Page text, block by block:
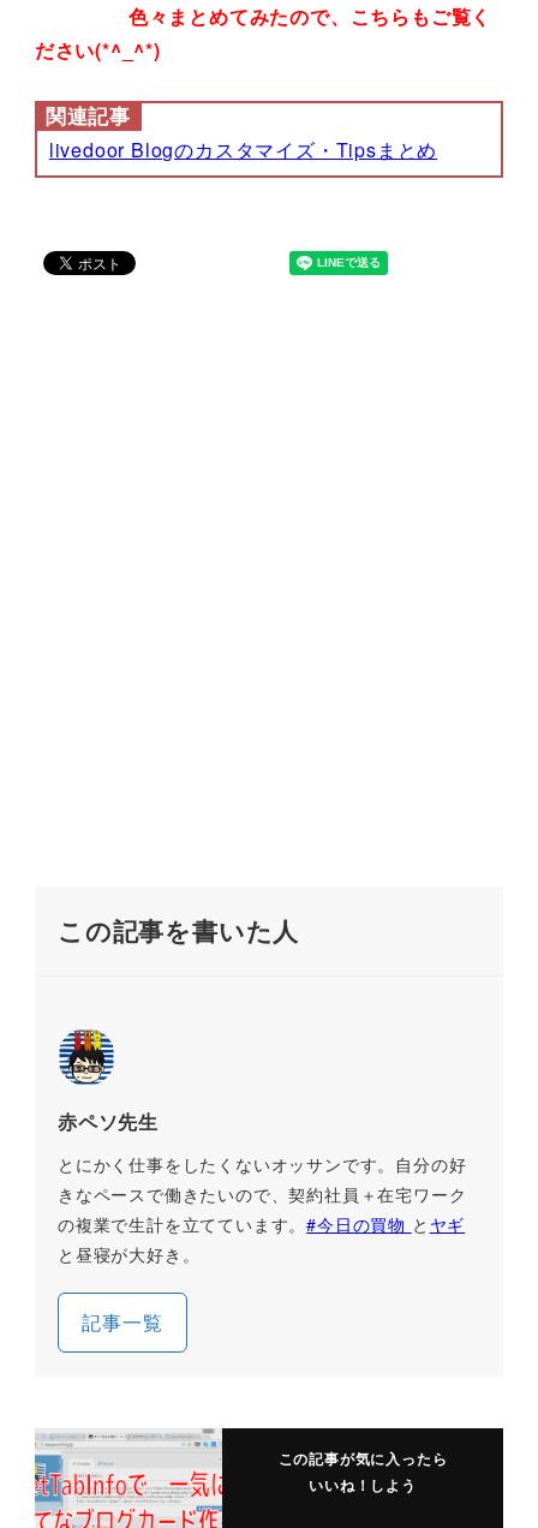
色々まとめてみたので、こちらもご覧く
ださい(*^_^*)
関連記事
livedoor Blogのカスタマイズ・Tipsまとめ
この記事を書いた人
赤ペソ先生
とにかく仕事をしたくないオッサンです。自分の好
きなペースで働きたいので、契約社員＋在宅ワーク
の複業で生計を立てています。#今日の買物 と ヤギ
と昼寝が大好き。
記事一覧
この記事が気に入ったら
いいね！しよう